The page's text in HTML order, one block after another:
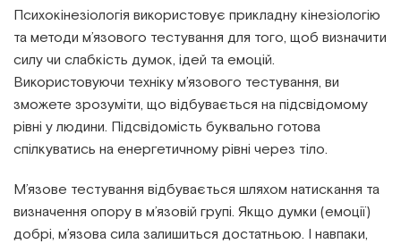
Психокінезіологія використовує прикладну кінезіологію
та методи м’язового тестування для того, щоб визначити
силу чи слабкість думок, ідей та емоцій.
Використовуючи техніку м’язового тестування, ви
зможете зрозуміти, що відбувається на підсвідомому
рівні у людини. Підсвідомість буквально готова
спілкуватись на енергетичному рівні через тіло.
М’язове тестування відбувається шляхом натискання та
визначення опору в м’язовій групі. Якщо думки (емоції)
добрі, м’язова сила залишиться достатньою. І навпаки,